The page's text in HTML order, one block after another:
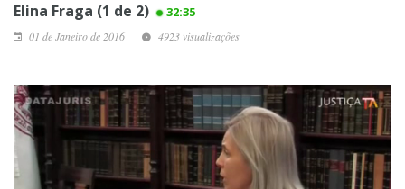
Elina Fraga (1 de 2) 32:35
01 de Janeiro de 2016 4923 visualizações